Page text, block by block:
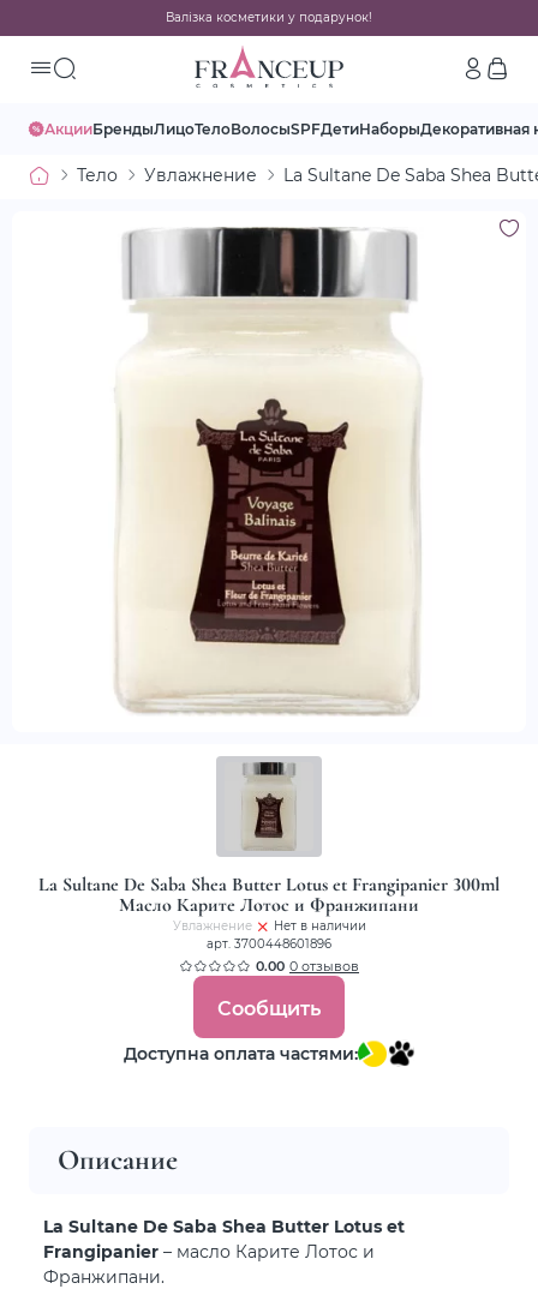
Валізка косметики у подарунок!
АкцииБрендыЛицоТелоВолосыSPFДетиНаборыДекоративная
Тело Увлажнение La Sultane De Saba Shea
La Sultane De Saba Shea Butter Lotus et Frangipanier 300ml
Масло Карите Лотос и Франжипани
Увлажнение
Нет в наличии
арт. 3700448601896
0.00 0 отзывов
Сообщить
Доступна оплата частями:
Описание
La Sultane De Saba Shea Butter Lotus et
Frangipanier – масло Карите Лотос и
Франжипани.